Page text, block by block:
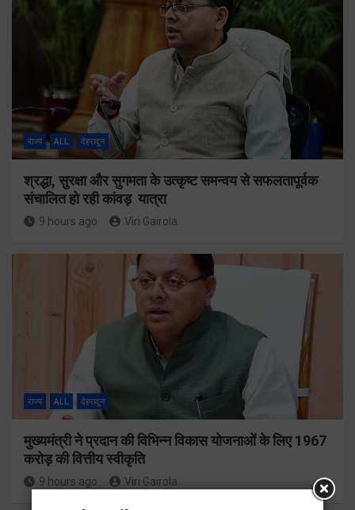
राज्य ALL देहरादून
श्रद्धा, सुरक्षा और सुगमता के उत्कृष्ट समन्वय से सफलतापूर्वक
संचालित हो रही कांवड़ यात्रा
9 hours ago Viri Gairola
राज्य ALL देहरादून
मुख्यमंत्री ने प्रदान की विभिन्न विकास योजनाओं के लिए 1967
करोड़ की वित्तीय स्वीकृति
9 hours ago Viri Gairola